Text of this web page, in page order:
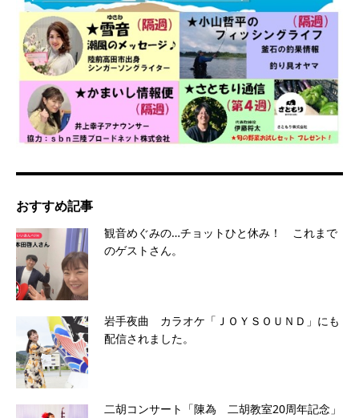
おすすめ記事
観音めぐみの…チョットひと休み！ これまで
のゲストさん。
岩手夜曲 カラオケ「ＪＯＹＳＯＵＮＤ」にも
配信されました。
二胡コンサート「陳為 二胡教室20周年記念」